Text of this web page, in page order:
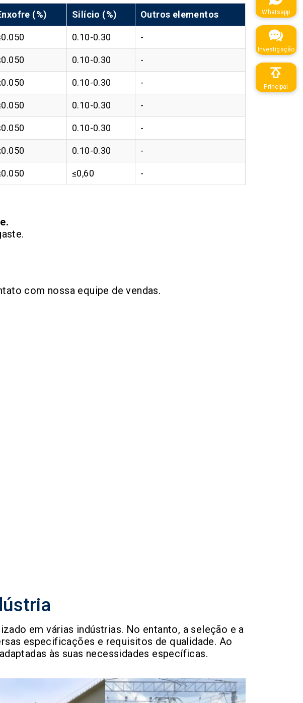
(%) Silício (%) Outros elementos
0.10-0.30 -
0.10-0.30 -
0.10-0.30 -
0.10-0.30 -
0.10-0.30 -
0.10-0.30 -
≤0,60 -
com nossa equipe de vendas.
em várias indústrias. No entanto, a seleção e a
especificações e requisitos de qualidade. Ao
às suas necessidades específicas.
Whatsapp
Investigação
Principal